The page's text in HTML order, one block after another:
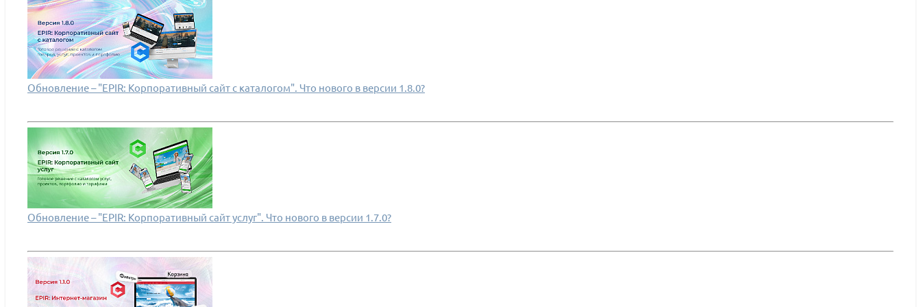
Обновление – "EPIR: Корпоративный сайт с каталогом". Что нового в версии 1.8.0?
Обновление – "EPIR: Корпоративный сайт услуг". Что нового в версии 1.7.0?